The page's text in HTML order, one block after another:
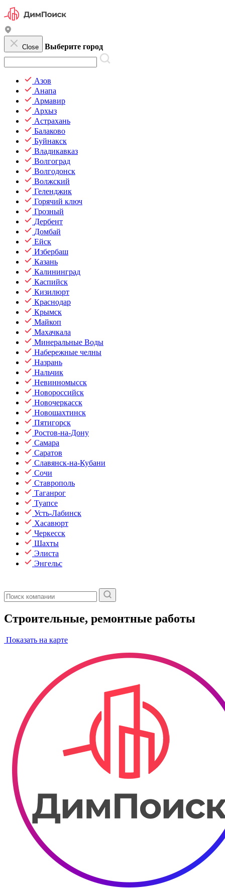
Close Выберите город
Азов
Анапа
Армавир
Архыз
Астрахань
Балаково
Буйнакск
Владикавказ
Волгоград
Волгодонск
Волжский
Геленджик
Горячий ключ
Грозный
Дербент
Домбай
Ейск
Избербаш
Казань
Калининград
Каспийск
Кизилюрт
Краснодар
Крымск
Майкоп
Махачкала
Минеральные Воды
Набережные челны
Назрань
Нальчик
Невинномысск
Новороссийск
Новочеркасск
Новошахтинск
Пятигорск
Ростов-на-Дону
Самара
Саратов
Славянск-на-Кубани
Сочи
Ставрополь
Таганрог
Туапсе
Усть-Лабинск
Хасавюрт
Черкесск
Шахты
Элиста
Энгельс
Строительные, ремонтные работы
Показать на карте